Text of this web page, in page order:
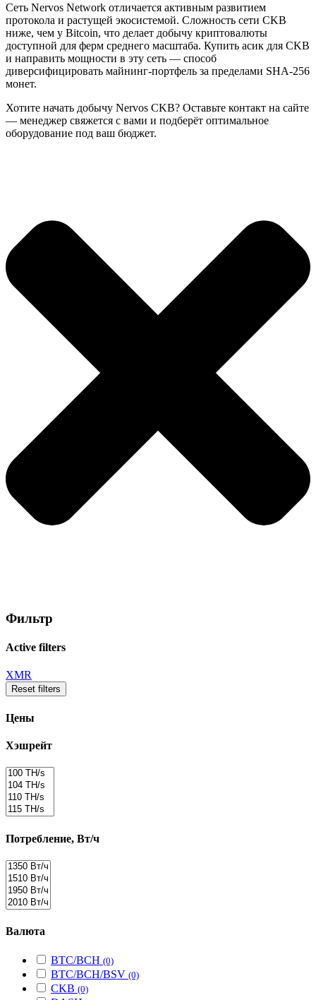
Сеть Nervos Network отличается активным развитием
протокола и растущей экосистемой. Сложность сети CKB
ниже, чем у Bitcoin, что делает добычу криптовалюты
доступной для ферм среднего масштаба. Купить асик для CKB
и направить мощности в эту сеть — способ
диверсифицировать майнинг-портфель за пределами SHA-256
монет.
Хотите начать добычу Nervos CKB? Оставьте контакт на сайте
— менеджер свяжется с вами и подберёт оптимальное
оборудование под ваш бюджет.
Фильтр
Active filters
XMR
Reset filters
Цены
Хэшрейт
Потребление, Вт/ч
Валюта
BTC/BCH (0)
BTC/BCH/BSV (0)
CKB (0)